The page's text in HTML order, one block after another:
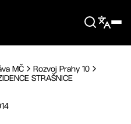
MČ
Rozvoj Prahy 10
STRAŠNICE